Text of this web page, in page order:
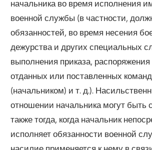
начальника во время исполнения
военной службы (в частности,
обязанностей, во время несения
дежурства и других специальных
выполнения приказа,
отданных или поставленных
(начальником) и т. д.).
отношении начальника могут быть
также тогда, когда начальник
исполняет обязанности военной